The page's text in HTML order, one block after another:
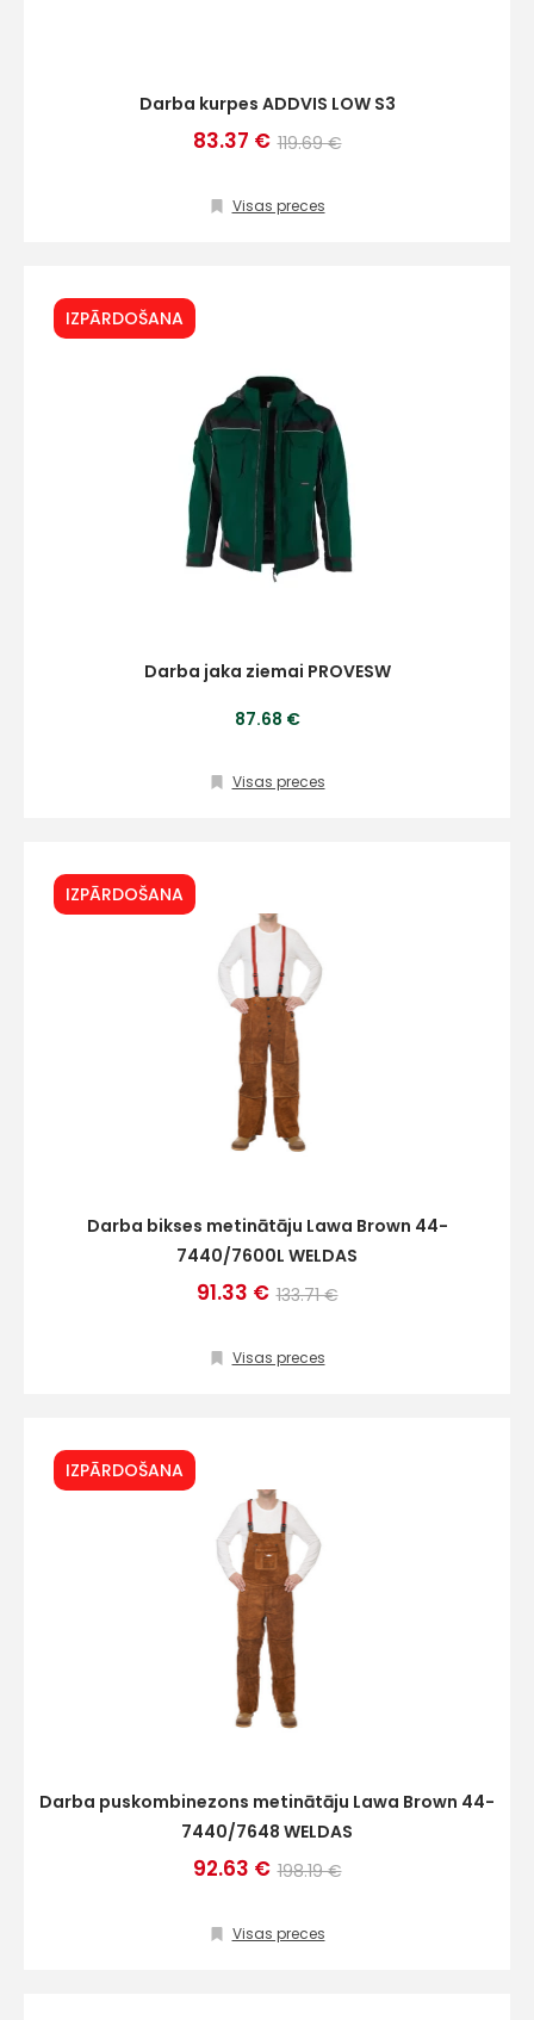
Darba kurpes ADDVIS LOW S3
83.37 € 119.69 €
Visas preces
IZPĀRDOŠANA
Darba jaka ziemai PROVESW
87.68 €
Visas preces
IZPĀRDOŠANA
Darba bikses metinātāju Lawa Brown 44-
7440/7600L WELDAS
91.33 € 133.71 €
Visas preces
IZPĀRDOŠANA
Darba puskombinezons metinātāju Lawa Brown 44-
7440/7648 WELDAS
92.63 € 198.19 €
Visas preces